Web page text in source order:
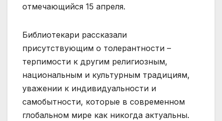
отмечающийся 15 апреля.
Библиотекари рассказали
присутствующим о толерантности –
терпимости к другим религиозным,
национальным и культурным традициям,
уважении к индивидуальности и
самобытности, которые в современном
глобальном мире как никогда актуальны.